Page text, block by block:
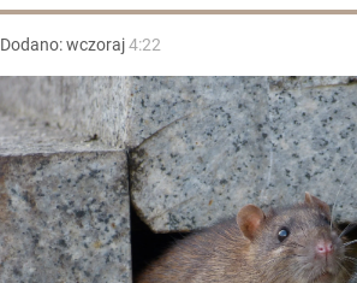
Dodano:wczoraj4:22